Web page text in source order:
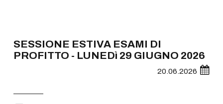
SESSIONE ESTIVA ESAMI DI
PROFITTO - LUNEDì 29 GIUGNO 2026
20.06.2026